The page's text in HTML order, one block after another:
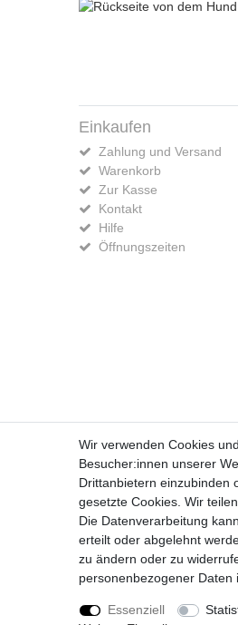
Einkaufen
Zahlung und Versand
Warenkorb
Zur Kasse
Kontakt
Hilfe
Öffnungszeiten
Wir verwenden Cookies
Besucher:innen unserer
Drittanbietern einzubinden
gesetzte Cookies. Wir
Die Datenverarbeitung
erteilt oder abgelehnt
zu ändern oder zu
personenbezogener Daten
Essenziell